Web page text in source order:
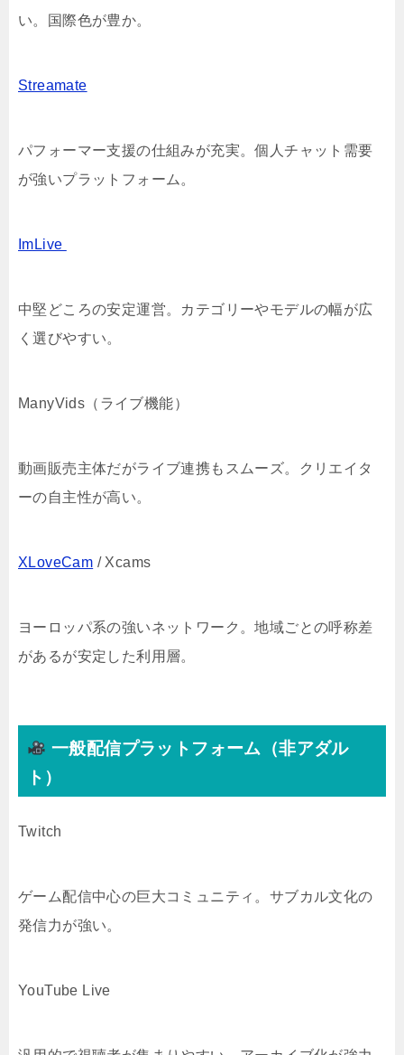
い。国際色が豊か。
Streamate
パフォーマー支援の仕組みが充実。個人チャット需要
が強いプラットフォーム。
ImLive
中堅どころの安定運営。カテゴリーやモデルの幅が広
く選びやすい。
ManyVids（ライブ機能）
動画販売主体だがライブ連携もスムーズ。クリエイタ
ーの自主性が高い。
XLoveCam / Xcams
ヨーロッパ系の強いネットワーク。地域ごとの呼称差
があるが安定した利用層。
一般配信プラットフォーム（非アダル
ト）
Twitch
ゲーム配信中心の巨大コミュニティ。サブカル文化の
発信力が強い。
YouTube Live